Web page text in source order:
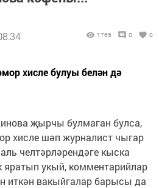
1765 0 0
хисле булуы белән дә
җырчы булмаган булса,
хисле шәп журналист чыгар
челтәрләрендәге кыска
укый, комментарийлар
иткән вакыйгалар барысы да